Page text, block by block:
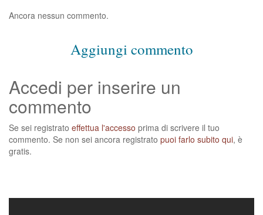
Ancora nessun commento.
Aggiungi commento
Accedi per inserire un
commento
Se sei registrato effettua l'accesso prima di scrivere il tuo
commento. Se non sei ancora registrato puoi farlo subito qui, è
gratis.